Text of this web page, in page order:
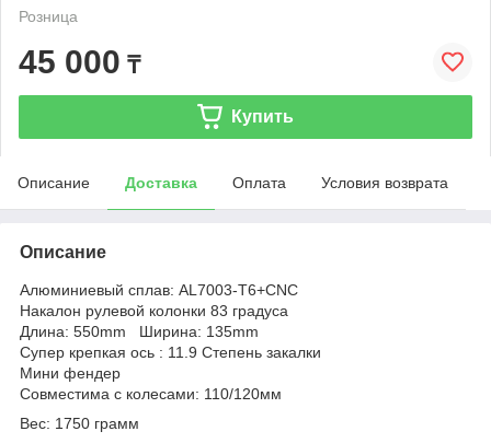
Розница
45 000 ₸
Купить
Описание Доставка Оплата Условия возврата
Описание
Алюминиевый сплав: AL7003-T6+CNC
Накалон рулевой колонки 83 градуса
Длина: 550mm Ширина: 135mm
Супер крепкая ось : 11.9 Степень закалки
Мини фендер
Совместима с колесами: 110/120мм
Вес: 1750 грамм